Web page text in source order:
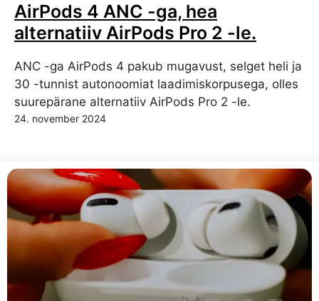
AirPods 4 ANC -ga, hea
alternatiiv AirPods Pro 2 -le.
ANC -ga AirPods 4 pakub mugavust, selget heli ja
30 -tunnist autonoomiat laadimiskorpusega, olles
suurepärane alternatiiv AirPods Pro 2 -le.
24. november 2024